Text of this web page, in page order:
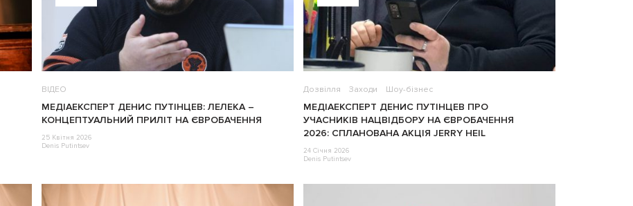
ВІДЕО
МЕДІАЕКСПЕРТ ДЕНИС ПУТІНЦЕВ: ЛЕЛЕКА –
КОНЦЕПТУАЛЬНИЙ ПРИЛІТ НА ЄВРОБАЧЕННЯ
25 Квітня 2026
Denis Putintsev
Дозвілля Заходи Шоу-бізнес
МЕДІАЕКСПЕРТ ДЕНИС ПУТІНЦЕВ ПРО
УЧАСНИКІВ НАЦВІДБОРУ НА ЄВРОБАЧЕННЯ
2026: СПЛАНОВАНА АКЦІЯ JERRY HEIL
24 Січня 2026
Denis Putintsev